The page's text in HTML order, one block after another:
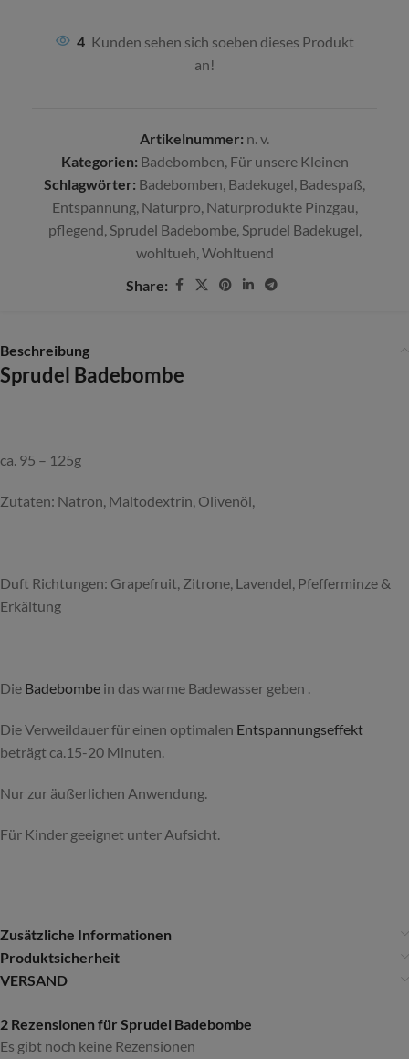
4 Kunden sehen sich soeben dieses Produkt
an!
Artikelnummer: n. v.
Kategorien: Badebomben, Für unsere Kleinen
Schlagwörter: Badebomben, Badekugel, Badespaß,
Entspannung, Naturpro, Naturprodukte Pinzgau,
pflegend, Sprudel Badebombe, Sprudel Badekugel,
wohltueh,Wohltuend
Share:
Beschreibung
Sprudel Badebombe
ca. 95 – 125g
Zutaten: Natron, Maltodextrin, Olivenöl,
Duft Richtungen: Grapefruit, Zitrone, Lavendel, Pfefferminze &
Erkältung
Die Badebombe in das warme Badewasser geben .
Die Verweildauer für einen optimalen Entspannungseffekt
beträgt ca.15-20 Minuten.
Nur zur äußerlichen Anwendung.
Für Kinder geeignet unter Aufsicht.
Zusätzliche Informationen
Produktsicherheit
VERSAND
2 Rezensionen für Sprudel Badebombe
Es gibt noch keine Rezensionen